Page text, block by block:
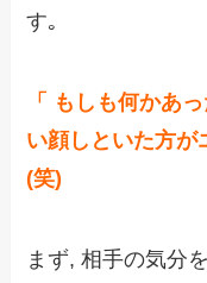
す｡
「 もしも何かあ
い顔しといた方が
(笑)
まず, 相手の気分